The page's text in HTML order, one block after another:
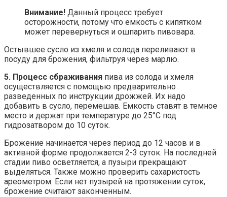
Внимание! Данный процесс требует
осторожности, потому что емкость с кипятком
может перевернуться и ошпарить пивовара.
Остывшее сусло из хмеля и солода переливают в
посуду для брожения, фильтруя через марлю.
5. Процесс сбраживания пива из солода и хмеля
осуществляется с помощью предварительно
разведенных по инструкции дрожжей. Их надо
добавить в сусло, перемешав. Емкость ставят в темное
место и держат при температуре до 25°C под
гидрозатвором до 10 суток.
Брожение начинается через период до 12 часов и в
активной форме продолжается 2-3 суток. На последней
стадии пиво осветляется, а пузыри прекращают
выделяться. Также можно проверить сахаристость
ареометром. Если нет пузырей на протяжении суток,
брожение считают законченным.